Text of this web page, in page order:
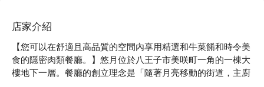
店家介紹
【您可以在舒適且高品質的空間內享用精選和牛菜餚和時令美
食的隱密肉類餐廳。】悠月位於八王子市美咲町一角的一棟大
樓地下一層。餐廳的創立理念是「隨著月亮移動的街道，主廚